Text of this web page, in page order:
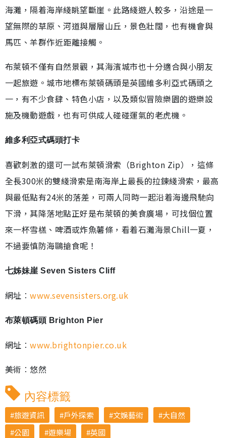
海灘，隔着海岸綫眺望斷崖。此路綫遊人較多，沿途是一
望無際的草原、河道與層層山丘，景色壯闊，也有機會與
馬匹、羊群作近距離接觸。
布萊頓不僅有自然景觀，其海濱城市也十分適合與小朋友
一起旅遊。城市地標布萊頓碼頭是英國維多利亞式碼頭之
一，有不少食肆、特色小店，以及類似冒險樂園的遊樂設
施及機動遊戲，也有可供成人碰碰運氣的老虎機。
維多利亞式碼頭打卡
喜歡刺激的還可一試布萊頓滑索（Brighton Zip），這條
全長300米的雙綫滑索是南海岸上最長的拉鍊綫滑索，最高
與最低點有24米的落差，可兩人同時一起沿着海邊飛馳向
下滑，其降落地點正好是布萊頓的美食廣場，可找個位置
來一杯雪榚、啤酒或炸魚薯條，看着石灘海景Chill一夏，
不過要慎防海鷗搶食呢！
七姊妹崖 Seven Sisters Cliff
網址︰www.sevensisters.org.uk
布萊頓碼頭 Brighton Pier
網址︰www.brightonpier.co.uk
美術︰悠然
內容標籤
旅遊資訊 戶外探索 文娛藝術
大自然
公園
遊樂場 英國